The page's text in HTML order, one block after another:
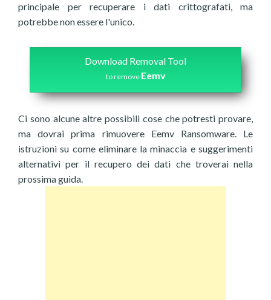
principale per recuperare i dati crittografati, ma
potrebbe non essere l'unico.
Download Removal Tool
to remove Eemv
Ci sono alcune altre possibili cose che potresti provare,
ma dovrai prima rimuovere Eemv Ransomware. Le
istruzioni su come eliminare la minaccia e suggerimenti
alternativi per il recupero dei dati che troverai nella
prossima guida.